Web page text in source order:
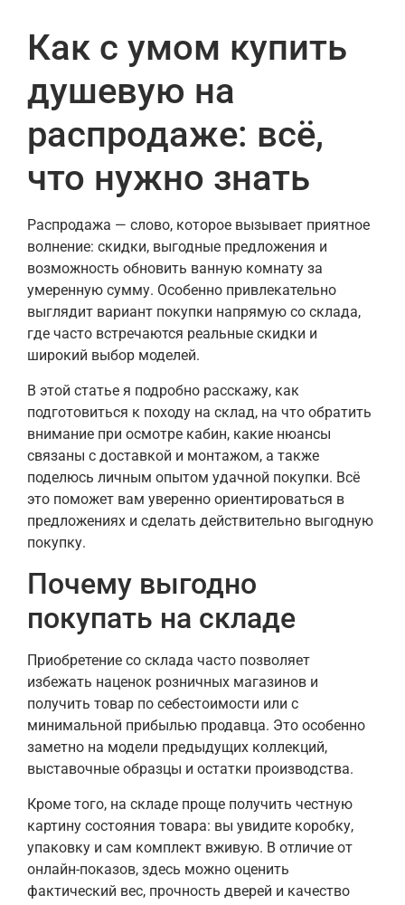
Как с умом купить
душевую на
распродаже: всё,
что нужно знать
Распродажа — слово, которое вызывает приятное
волнение: скидки, выгодные предложения и
возможность обновить ванную комнату за
умеренную сумму. Особенно привлекательно
выглядит вариант покупки напрямую со склада,
где часто встречаются реальные скидки и
широкий выбор моделей.
В этой статье я подробно расскажу, как
подготовиться к походу на склад, на что обратить
внимание при осмотре кабин, какие нюансы
связаны с доставкой и монтажом, а также
поделюсь личным опытом удачной покупки. Всё
это поможет вам уверенно ориентироваться в
предложениях и сделать действительно выгодную
покупку.
Почему выгодно
покупать на складе
Приобретение со склада часто позволяет
избежать наценок розничных магазинов и
получить товар по себестоимости или с
минимальной прибылью продавца. Это особенно
заметно на модели предыдущих коллекций,
выставочные образцы и остатки производства.
Кроме того, на складе проще получить честную
картину состояния товара: вы увидите коробку,
упаковку и сам комплект вживую. В отличие от
онлайн-показов, здесь можно оценить
фактический вес, прочность дверей и качество